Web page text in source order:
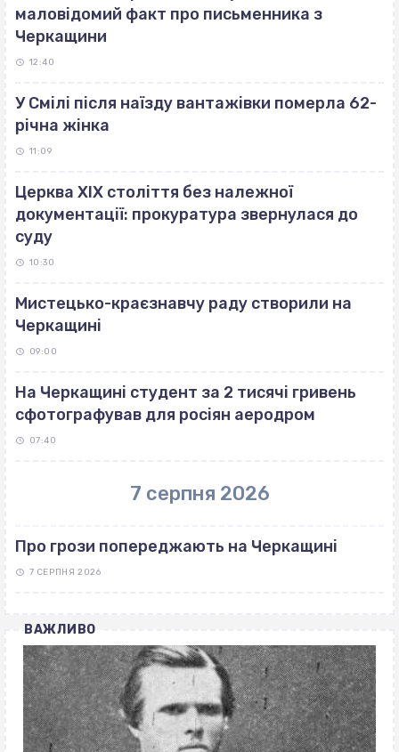
маловідомий факт про письменника з
Черкащини
12:40
У Смілі після наїзду вантажівки померла 62-
річна жінка
11:09
Церква ХІХ століття без належної
документації: прокуратура звернулася до
суду
10:30
Мистецько-краєзнавчу раду створили на
Черкащині
09:00
На Черкащині студент за 2 тисячі гривень
сфотографував для росіян аеродром
07:40
7 серпня 2026
Про грози попереджають на Черкащині
7 СЕРПНЯ 2026
ВАЖЛИВО